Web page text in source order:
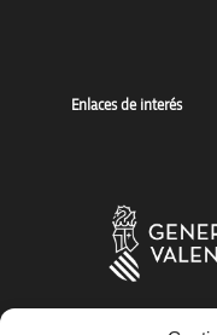
Enlaces de interés